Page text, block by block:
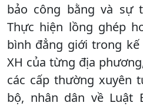
bảo công bằng và sự
Thực hiện lồng ghép
bình đẳng giới trong kế
XH của từng địa
các cấp thường xuyên
bộ, nhân dân về Luật